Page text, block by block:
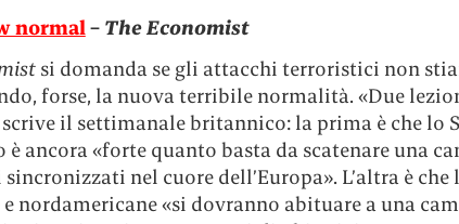
normal– TheEconomist
si domanda se gli attacchi terroristici non
forse, la nuova terribile normalità. «Due
scrive il settimanale britannico: la prima è che lo
è ancora «forte quanto basta da scatenare una
nel cuore dell’Europa». L’altra è che
e nordamericane «si dovranno abituare a una